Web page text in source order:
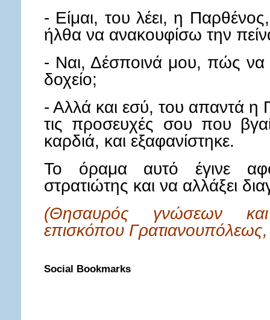
- Είμαι, του λέει, η
ήλθα να ανακουφίσω την
- Ναι, Δέσποινά μου, πώς
δοχείο;
- Αλλά και εσύ, του απαντά η
τις προσευχές σου που
καρδιά, και εξαφανίστηκε.
Το όραμα αυτό έγινε
στρατιώτης και να αλλάξει
(Θησαυρός γνώσεων και
επισκόπου
Social Bookmarks